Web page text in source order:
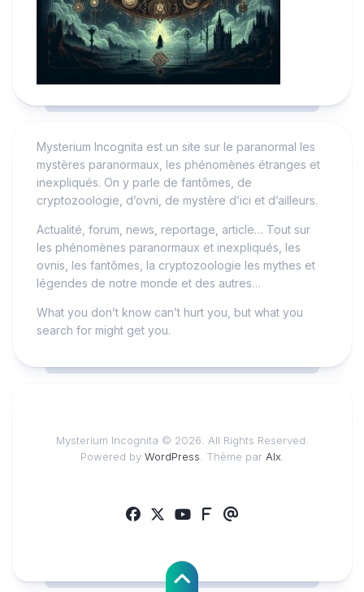
Mysterium Incognita est un site sur le paranormal les
mystères paranormaux, les phénomènes étranges et
inexpliqués. On y parle de fantômes, de
cryptozoologie, d’ovni, de mystère d’ici et d’ailleurs.
Actualité, forum, news, reportage, article… Tout sur
les phénomènes paranormaux et inexpliqués, les
ovnis, les fantômes, la cryptozoologie les mythes et
légendes de notre monde et des autres…
What you don’t know can’t hurt you, but what you
search for might get you.
Mysterium Incognita © 2026. All Rights Reserved.
Powered by WordPress . Thème par Alx